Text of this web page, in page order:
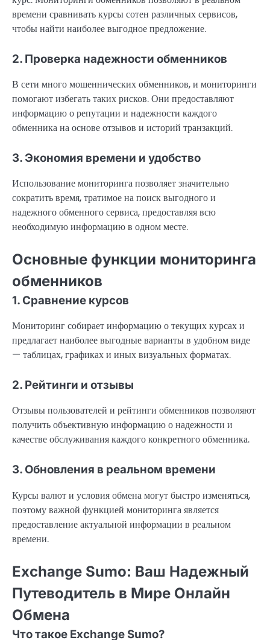
времени сравнивать курсы сотен различных сервисов,
чтобы найти наиболее выгодное предложение.
2. Проверка надежности обменников
В сети много мошеннических обменников, и мониторинги
помогают избегать таких рисков. Они предоставляют
информацию о репутации и надежности каждого
обменника на основе отзывов и историй транзакций.
3. Экономия времени и удобство
Использование мониторинга позволяет значительно
сократить время, тратимое на поиск выгодного и
надежного обменного сервиса, предоставляя всю
необходимую информацию в одном месте.
Основные функции мониторинга
обменников
1. Сравнение курсов
Мониторинг собирает информацию о текущих курсах и
предлагает наиболее выгодные варианты в удобном виде
— таблицах, графиках и иных визуальных форматах.
2. Рейтинги и отзывы
Отзывы пользователей и рейтинги обменников позволяют
получить объективную информацию о надежности и
качестве обслуживания каждого конкретного обменника.
3. Обновления в реальном времени
Курсы валют и условия обмена могут быстро изменяться,
поэтому важной функцией мониторинга является
предоставление актуальной информации в реальном
времени.
Exchange Sumo: Ваш Надежный
Путеводитель в Мире Онлайн
Обмена
Что такое Exchange Sumo?